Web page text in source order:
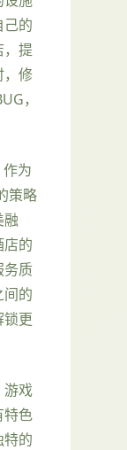
的
，提
，修
，
为
策略
融
店的
务质
间的
锁更
游戏
特色
特的